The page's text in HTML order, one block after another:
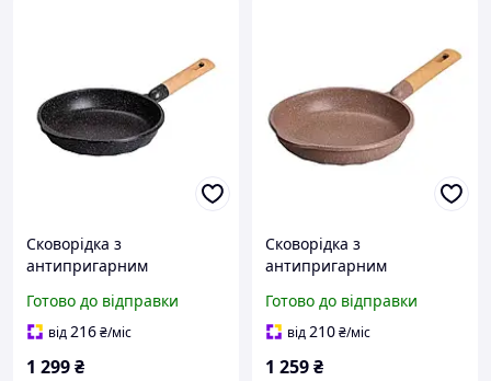
Сковорідка з
антипригарним
MGC HP-4-418B
Готово до відправки
від216₴/міс
1 299₴
Сковорідка з
антипригарним
MGC
Готово до відправки
від210₴/міс
1 259₴